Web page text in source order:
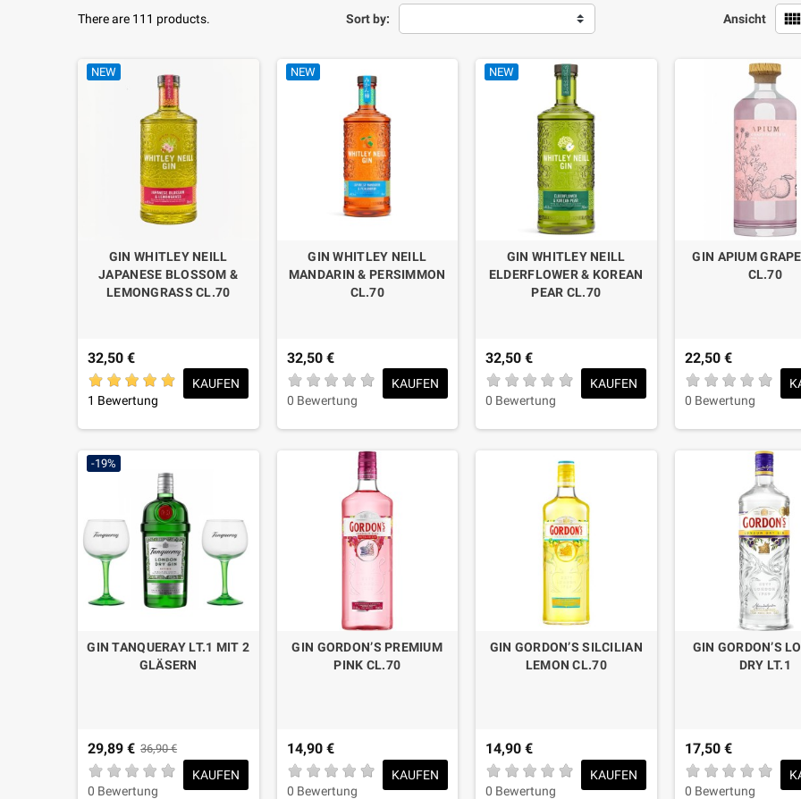
Sort by: Ansicht view_comfy
There are 111 products.
NEW
GIN WHITLEY NEILL
JAPANESE BLOSSOM &
LEMONGRASS CL.70
32,50 €
1 Bewertung
KAUFEN
NEW
GIN WHITLEY NEILL
MANDARIN & PERSIMMON
CL.70
32,50 €
0 Bewertung
KAUFEN
NEW
GIN WHITLEY NEILL
ELDERFLOWER & KOREAN
PEAR CL.70
32,50 €
0 Bewertung
KAUFEN
GIN APIUM
CL.70
22,50 €
0 Bewertung
-19%
GIN TANQUERAY LT.1 MIT 2
GLÄSERN
29,89 € 36,90 €
0 Bewertung
KAUFEN
GIN GORDON’S PREMIUM
PINK CL.70
14,90 €
0 Bewertung
KAUFEN
GIN GORDON’S SILCILIAN
LEMON CL.70
14,90 €
0 Bewertung
KAUFEN
GIN GORDON’S
DRY LT.1
17,50 €
0 Bewertung